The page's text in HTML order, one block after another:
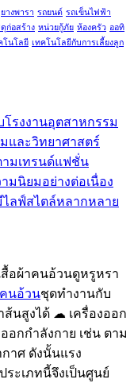
ยางพารา รถยนต์ รถเข็นไฟฟ้า
ก่อสร้าง หน่วยกู้ภัย ห้องครัว ออทิ
โนโลยี เทคโนโลยีกับการเลี้ยงลูก
โรงงานอุตสาหกรรม
และวิทยาศาสตร์
ามเทรนด์แฟชั่น
มนิยมอย่างต่อเนื่อง
ไลฟ์สไตล์หลากหลาย
อผ้าคนอ้วนดูหรูหรา
คนอ้วนชุดทำงานกับ
ส้นสูงได้ ☁ เครื่องออก
อกกำลังกาย เช่น ตาม
กาศ ดังนั้นแรง
ะเภทนี้จึงเป็นศูนย์